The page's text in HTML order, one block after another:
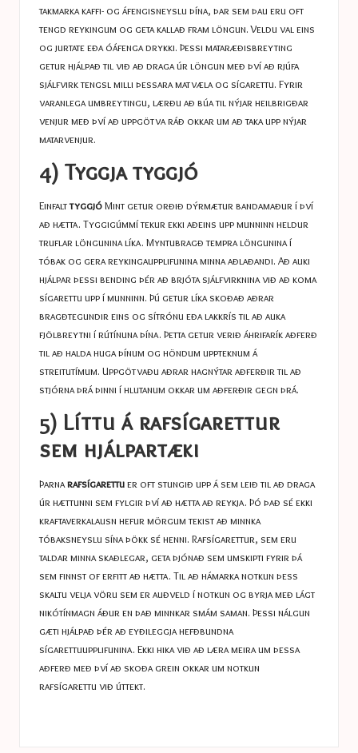
takmarka kaffi- og áfengisneyslu þína, þar sem þau eru oft
tengd reykingum og geta kallað fram löngun. Veldu val eins
og jurtate eða óáfenga drykki. Þessi mataræðisbreyting
getur hjálpað til við að draga úr löngun með því að rjúfa
sjálfvirk tengsl milli þessara matvæla og sígarettu. Fyrir
varanlega umbreytingu, lærðu að búa til nýjar heilbrigðar
venjur með því að uppgötva ráð okkar um að taka upp nýjar
matarvenjur.
4) Tyggja tyggjó
EinfalttyggjóMint getur orðið dýrmætur bandamaður í því
að hætta. Tyggigúmmí tekur ekki aðeins upp munninn heldur
truflar löngunina líka. Myntubragð tempra löngunina í
tóbak og gera reykingaupplifunina minna aðlaðandi. Að auki
hjálpar þessi bending þér að brjóta sjálfvirknina við að koma
sígarettu upp í munninn. Þú getur líka skoðað aðrar
bragðtegundir eins og sítrónu eða lakkrís til að auka
fjölbreytni í rútínuna þína. Þetta getur verið áhrifarík aðferð
til að halda huga þínum og höndum uppteknum á
streitutímum. Uppgötvaðu aðrar hagnýtar aðferðir til að
stjórna þrá þinni í hlutanum okkarum aðferðir gegn þrá.
5) Líttu á rafsígarettur
sem hjálpartæki
Þarnarafsígarettuer oft stungið upp á sem leið til að draga
úr hættunni sem fylgir því að hætta að reykja. Þó það sé ekki
kraftaverkalausn hefur mörgum tekist að minnka
tóbaksneyslu sína þökk sé henni. Rafsígarettur, sem eru
taldar minna skaðlegar, geta þjónað sem umskipti fyrir þá
sem finnst of erfitt að hætta. Til að hámarka notkun þess
skaltu velja vöru sem er auðveld í notkun og byrja með lágt
nikótínmagn áður en það minnkar smám saman. Þessi nálgun
gæti hjálpað þér að eyðileggja hefðbundna
sígarettuupplifunina. Ekki hika við að læra meira um þessa
aðferð með því að skoða grein okkar um notkun
rafsígarettu við úttekt.